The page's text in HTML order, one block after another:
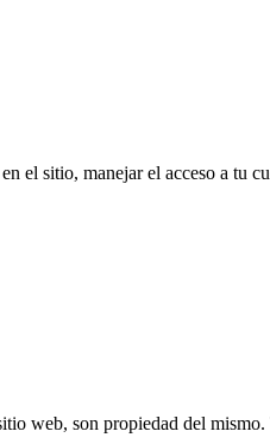
el sitio, manejar el acceso a tu
web, son propiedad del